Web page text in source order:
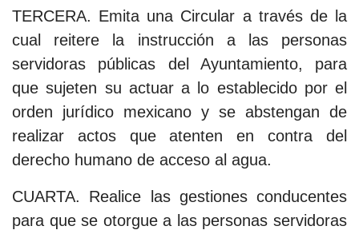
TERCERA. Emita una Circular a través de la
cual reitere la instrucción a las personas
servidoras públicas del Ayuntamiento, para
que sujeten su actuar a lo establecido por el
orden jurídico mexicano y se abstengan de
realizar actos que atenten en contra del
derecho humano de acceso al agua.
CUARTA. Realice las gestiones conducentes
para que se otorgue a las personas servidoras